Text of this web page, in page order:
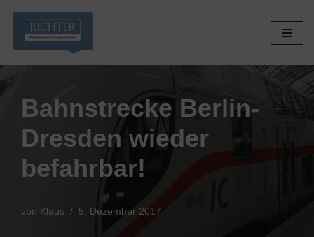
Zum
Bahnstrecke Berlin-
Dresden wieder
befahrbar!
von Klaus 5. Dezember 2017